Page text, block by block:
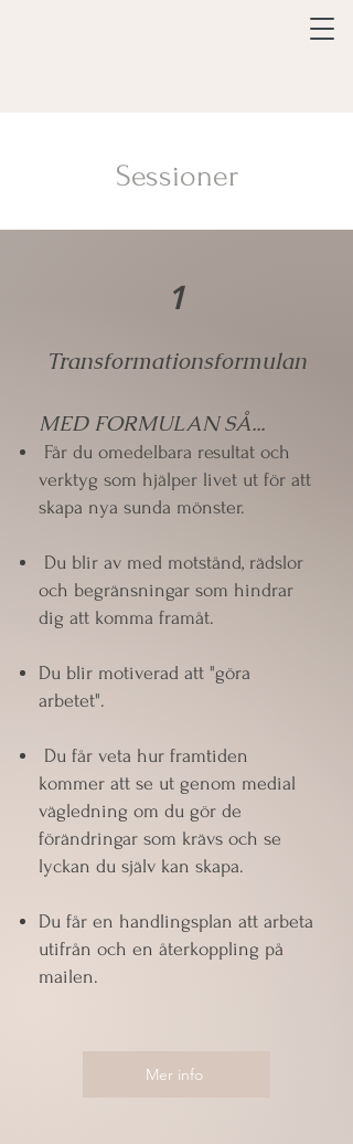
Sessioner
1
Transformationsformulan
MED FORMULAN SÅ...
Får du omedelbara resultat och
verktyg som hjälper livet ut för att
skapa nya sunda mönster.
Du blir av med motstånd, rädslor
och begränsningar som hindrar
dig att komma framåt.
Du blir motiverad att "göra
arbetet".
Du får veta hur framtiden
kommer att se ut genom medial
vägledning om du gör de
förändringar som krävs och se
lyckan du själv kan skapa.
Du får en handlingsplan att arbeta
utifrån och en återkoppling på
mailen.
Mer info